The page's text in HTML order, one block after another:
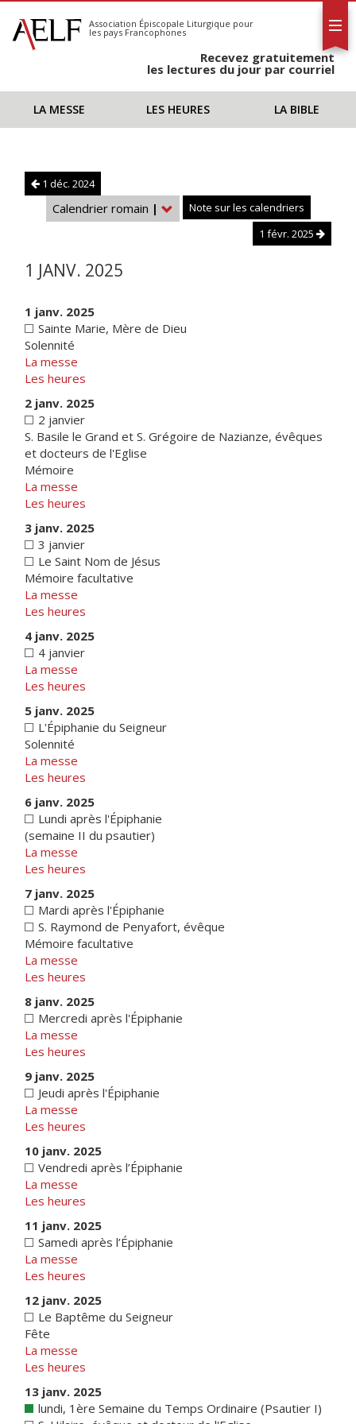
S'abonner
Calendrier
Association Épiscopale Liturgique pour
les pays Francophones
Recevez gratuitement
les lectures du jour par courriel
LA MESSE LES HEURES LA BIBLE
1 déc. 2024
Calendrier romain |
Note sur les calendriers
1 févr. 2025
1 JANV. 2025
1 janv. 2025
Sainte Marie, Mère de Dieu
Solennité
La messe
Les heures
2 janv. 2025
2 janvier
S. Basile le Grand et S. Grégoire de Nazianze, évêques
et docteurs de l'Eglise
Mémoire
La messe
Les heures
3 janv. 2025
3 janvier
Le Saint Nom de Jésus
Mémoire facultative
La messe
Les heures
4 janv. 2025
4 janvier
La messe
Les heures
5 janv. 2025
L'Épiphanie du Seigneur
Solennité
La messe
Les heures
6 janv. 2025
Lundi après l'Épiphanie
(semaine II du psautier)
La messe
Les heures
7 janv. 2025
Mardi après l'Épiphanie
S. Raymond de Penyafort, évêque
Mémoire facultative
La messe
Les heures
8 janv. 2025
Mercredi après l'Épiphanie
La messe
Les heures
9 janv. 2025
Jeudi après l'Épiphanie
La messe
Les heures
10 janv. 2025
Vendredi après l’Épiphanie
La messe
Les heures
11 janv. 2025
Samedi après l’Épiphanie
La messe
Les heures
12 janv. 2025
Le Baptême du Seigneur
Fête
La messe
Les heures
13 janv. 2025
lundi, 1ère Semaine du Temps Ordinaire (Psautier I)